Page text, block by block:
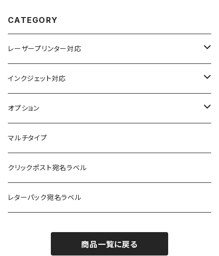
CATEGORY
レーザープリンター対応
上質紙
アート紙
光沢紙
耐水フィルム
訂正用
インクジェット対応
コート紙
光沢紙
和紙
フィルム
オプション
簡易印刷
マルチタイプ
クリックポスト宛名ラベル
レターパック宛名ラベル
商品一覧に戻る